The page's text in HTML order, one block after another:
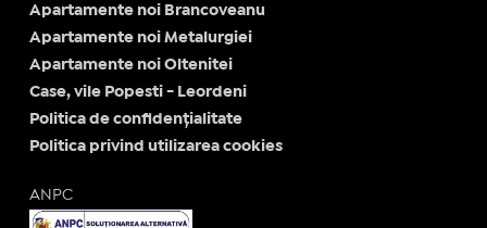
Apartamente noi Brancoveanu
Apartamente noi Metalurgiei
Apartamente noi Oltenitei
Case, vile Popesti - Leordeni
Politica de confidențialitate
Politica privind utilizarea cookies
ANPC